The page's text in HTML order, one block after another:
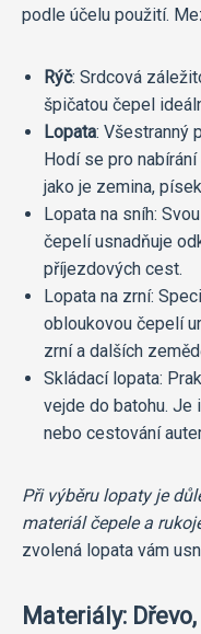
podle účelu použití.
Rýč: Srdcová
špičatou čepel
Lopata: Všestranný
Hodí se pro
jako je zemina,
Lopata na sníh:
čepelí usnadňuje
příjezdových cest.
Lopata na zrní:
obloukovou čepelí
zrní a dalších
Skládací lopata:
vejde do batohu. Je
nebo cestování
Při výběru lopaty je
materiál čepele a
zvolená lopata vám
Materiály: